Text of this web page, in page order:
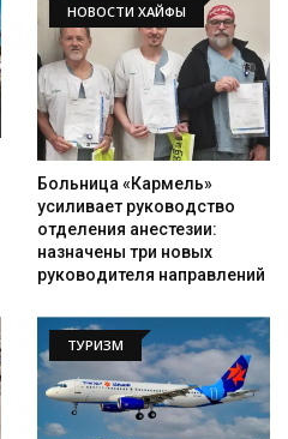
НОВОСТИ ХАЙФЫ
Больница «Кармель»
усиливает руководство
отделения анестезии:
назначены три новых
руководителя направлений
ТУРИЗМ